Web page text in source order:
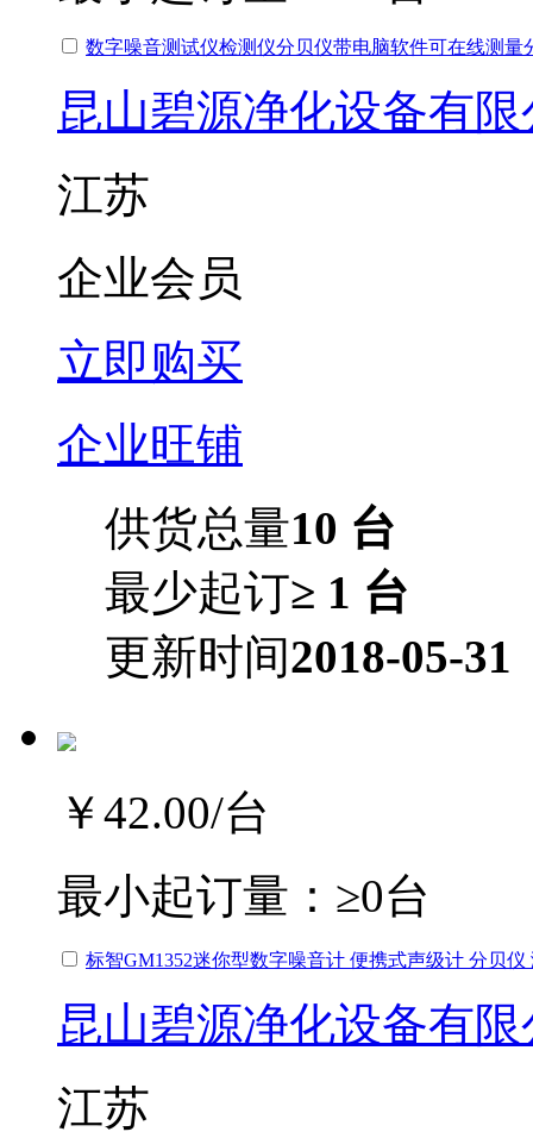
数字噪音测试仪检测仪分贝仪带电脑软件可在线测量
昆山碧源净化设备有
江苏
企业会员
立即购买
企业旺铺
供货总量10 台
最少起订≥ 1 台
更新时间2018-05-31
￥42.00/台
最小起订量： ≥0台
标智GM1352迷你型数字噪音计 便携式声级计 分贝仪
昆山碧源净化设备有
江苏